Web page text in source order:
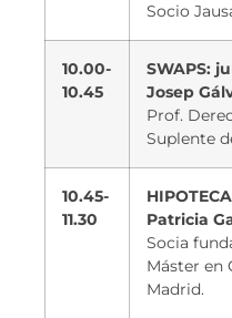
Socio
10.00-
10.45
SWAPS:
Josep
Prof.
Suplente
10.45-
11.30
Patricia
Socia
Máster en
Madrid.